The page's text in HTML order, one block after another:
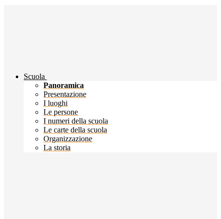
Scuola
Panoramica
Presentazione
I luoghi
Le persone
I numeri della scuola
Le carte della scuola
Organizzazione
La storia